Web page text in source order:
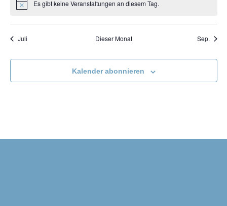
HinweisEs gibt keine Veranstaltungen an diesem Tag.
Juli Dieser Monat Sep.
Kalender abonnieren